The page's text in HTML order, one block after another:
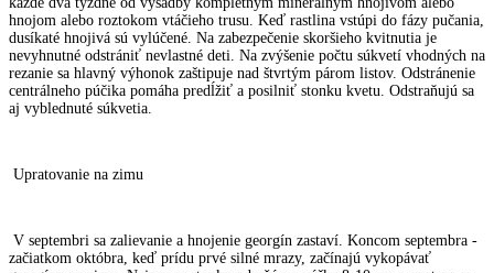
hnojom alebo roztokom vtáčieho trusu. Keď rastlina vstúpi do fázy pučania,
dusíkaté hnojivá sú vylúčené. Na zabezpečenie skoršieho kvitnutia je
nevyhnutné odstrániť nevlastné deti. Na zvýšenie počtu súkvetí vhodných na
rezanie sa hlavný výhonok zaštipuje nad štvrtým párom listov. Odstránenie
centrálneho púčika pomáha predĺžiť a posilniť stonku kvetu. Odstraňujú sa
aj vyblednuté súkvetia.
Upratovanie na zimu
V septembri sa zalievanie a hnojenie georgín zastaví. Koncom septembra -
začiatkom októbra, keď prídu prvé silné mrazy, začínajú vykopávať